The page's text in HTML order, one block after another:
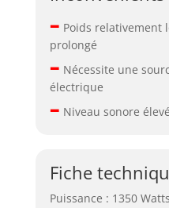
– Poids relativement
prolongé
– Nécessite une
électrique
– Niveau sonore élevé
Fiche
Puissance : 1350 Watts